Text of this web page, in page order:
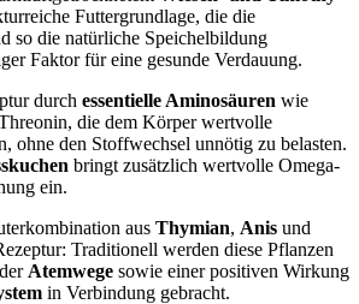
Futtergrundlage, die die
so die natürliche Speichelbildung
Faktor für eine gesunde Verdauung.
durch essentielle Aminosäuren wie
die dem Körper wertvolle
ohne den Stoffwechsel unnötig zu belasten.
bringt zusätzlich wertvolle Omega-
ein.
aus Thymian, Anis und
Traditionell werden diese Pflanzen
Atemwege sowie einer positiven Wirkung
in Verbindung gebracht.